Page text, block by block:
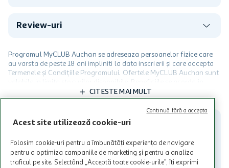
Review-uri
Programul MyCLUB Auchan se adreseaza persoanelor fizice care
au varsta de peste 18 ani impliniti la data inscrierii și care accepta
Termenele și Condițiile Programului. Ofertele MyCLUB Auchan sunt
valabile in limita stocurilor disponibile. Beneficiile se acorda in
limita a 12 unitati / card client o singura data in perioada promotiei.
Cardul poate fi utilizat doar in legatura cu magazinele Auchan
participante și pentru acțiuni promotionale indicate de Auchan si
nu poate fi utilizat in legatura cu alti comercianți sau pentru alte
care aceste este suspendat sau in perioada in care sunt efectuate
intretineri sau reparatii tehnice la sistemul de utilizarea al Cardului.
CITESTE MAI MULT
Acest site utilizează cookie-uri
Folosim cookie-uri pentru a îmbunătăți experiența de navigare,
pentru a optimiza campaniile de marketing și pentru a analiza
traficul pe site. Selectând „Acceptă toate cookie-urile”, îți exprimi
Continuă fără a accepta